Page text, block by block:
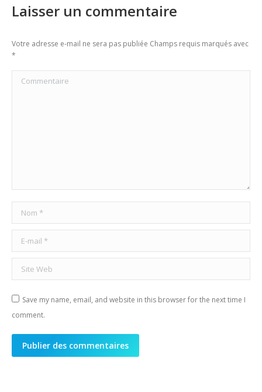
Laisser un commentaire
Votre adresse e-mail ne sera pas publiée Champs requis marqués avec
*
Commentaire
Nom *
E-mail *
Site Web
Save my name, email, and website in this browser for the next time I
comment.
Publier des commentaires